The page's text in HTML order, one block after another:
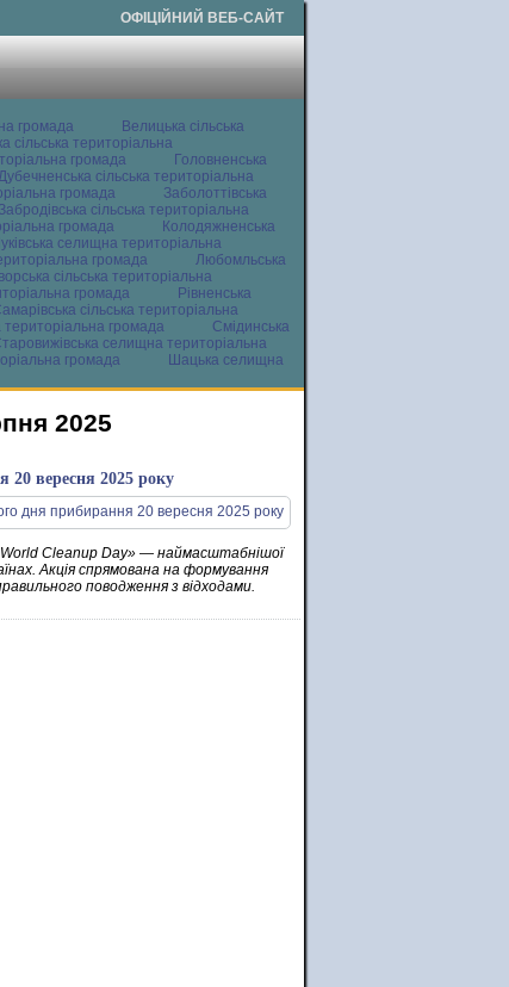
ОФІЦІЙНИЙ ВЕБ-САЙТ
громада
Велицька сільська
сільська територіальна
громада
Головненська
сільська територіальна
громада
Заболоттівська
Забродівська сільська територіальна
громада
Колодяжненська
селищна територіальна
громада
Любомльська
сільська територіальна
громада
Рівненська
сільська територіальна
територіальна громада
Смідинська
селищна територіальна
громада
Шацька селищна
2025
20 вересня 2025 року
Cleanup Day» — наймасштабнішої
Акція спрямована на формування
поводження з відходами.